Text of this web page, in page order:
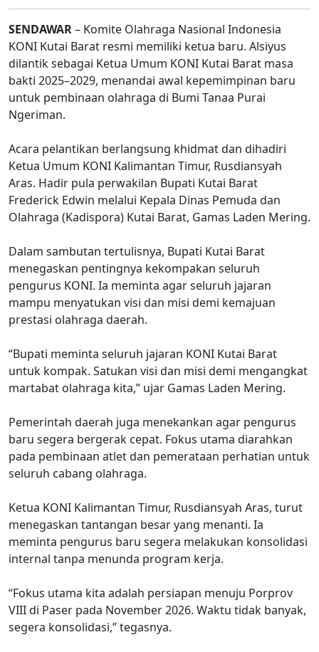
SENDAWAR– Komite Olahraga Nasional Indonesia
KONI Kutai Barat resmi memiliki ketua baru. Alsiyus
dilantik sebagai Ketua Umum KONI Kutai Barat masa
bakti 2025–2029, menandai awal kepemimpinan baru
untuk pembinaan olahraga di Bumi Tanaa Purai
Ngeriman.
Acara pelantikan berlangsung khidmat dan dihadiri
Ketua Umum KONI Kalimantan Timur, Rusdiansyah
Aras. Hadir pula perwakilan Bupati Kutai Barat
Frederick Edwin melalui Kepala Dinas Pemuda dan
Olahraga (Kadispora) Kutai Barat, Gamas Laden Mering.
Dalam sambutan tertulisnya, Bupati Kutai Barat
menegaskan pentingnya kekompakan seluruh
pengurus KONI. Ia meminta agar seluruh jajaran
mampu menyatukan visi dan misi demi kemajuan
prestasi olahraga daerah.
“Bupati meminta seluruh jajaran KONI Kutai Barat
untuk kompak. Satukan visi dan misi demi mengangkat
martabat olahraga kita,” ujar Gamas Laden Mering.
Pemerintah daerah juga menekankan agar pengurus
baru segera bergerak cepat. Fokus utama diarahkan
pada pembinaan atlet dan pemerataan perhatian untuk
seluruh cabang olahraga.
Ketua KONI Kalimantan Timur, Rusdiansyah Aras, turut
menegaskan tantangan besar yang menanti. Ia
meminta pengurus baru segera melakukan konsolidasi
internal tanpa menunda program kerja.
“Fokus utama kita adalah persiapan menuju Porprov
VIII di Paser pada November 2026. Waktu tidak banyak,
segera konsolidasi,” tegasnya.